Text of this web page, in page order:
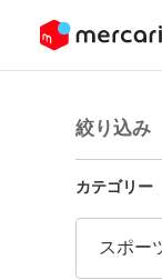
ツにスキップ
絞り込み
カテゴリー